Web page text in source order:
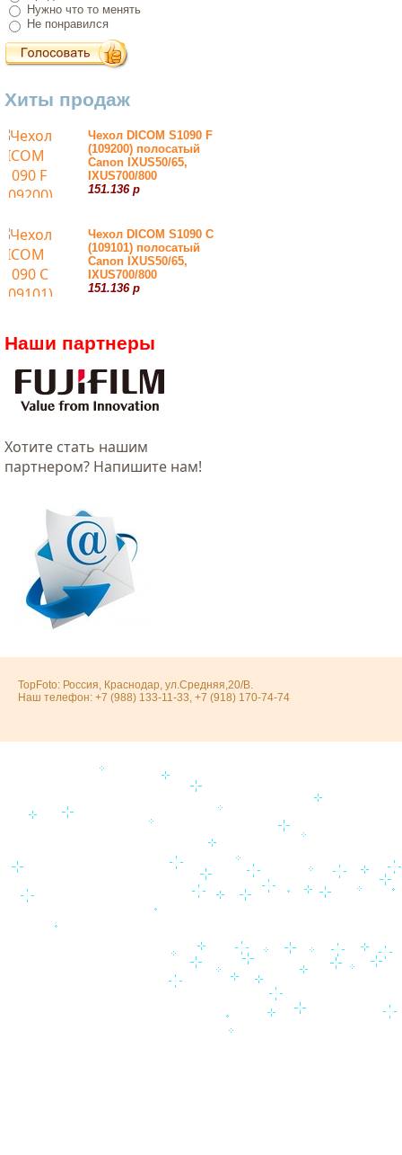
Нужно что то менять
Не понравился
Хиты продаж
Чехол DICOM S1090 F
(109200) полосатый
Canon IXUS50/65,
IXUS700/800
151.136 р
Чехол DICOM S1090 С
(109101) полосатый
Canon IXUS50/65,
IXUS700/800
151.136 р
Наши партнеры
Хотитe стать нашим
партнером? Напишите нам!
TopFoto: Россия, Краснодар, ул.Средняя,20/В.
Наш телефон: +7 (988) 133-11-33, +7 (918) 170-74-74